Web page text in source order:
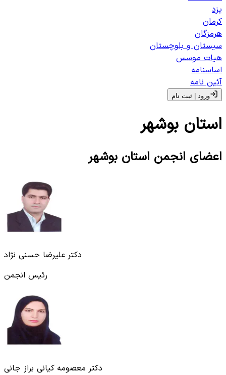
یزد
کرمان
هرمزگان
سیستان و بلوچستان
هیات موسس
اساسنامه
آئین نامه
ورود | ثبت‌ نام
استان بوشهر
اعضای انجمن استان بوشهر
دکتر علیرضا حسنی نژاد
رئیس انجمن
دکتر معصومه کیانی براز جانی